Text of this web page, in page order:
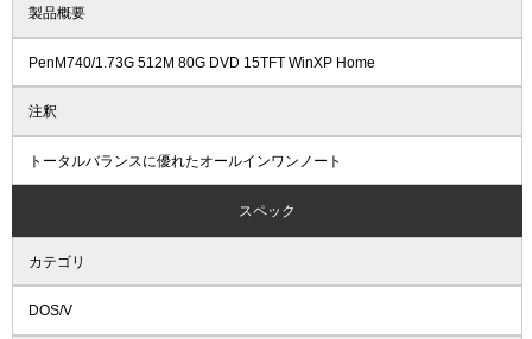
製品概要
PenM740/1.73G 512M 80G DVD 15TFT WinXP Home
注釈
トータルバランスに優れたオールインワンノート
スペック
カテゴリ
DOS/V